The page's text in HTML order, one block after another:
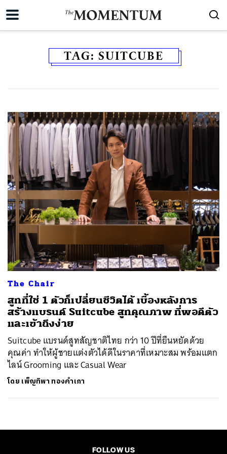
TAG: SUITCUBE
The Chair
สูทที่ใช่ 1 ตัวก็เปลี่ยนชีวิตได้ เบื้องหลังการ
สร้างแบรนด์ Suitcube สูทคุณภาพ ที่พอดีตัว
และเข้าถึงง่าย
Suitcube แบรนด์สูทสัญชาติไทย กว่า 10 ปีที่ยืนหยัดด้วย
คุณค่า ทำให้ผู้ชายแต่งตัวได้ดีในราคาที่เหมาะสม พร้อมแตก
ไลน์ Grooming และ Casual Wear
โดย เพ็ญทิพา ทองคำเภา
FOLLOW US
ค้นหา
SHARE TWEET LINE EMAIL